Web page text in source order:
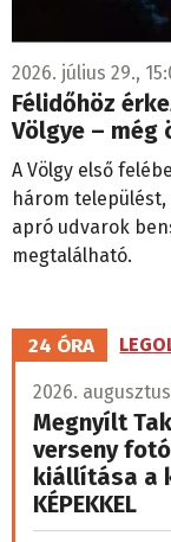
2026. július 29.,
Félidőhöz
Völgye –
A Völgy első
három
apró udvarok
megtalálható.
24 ÓRA
2026. augusztus
Megnyílt
verseny
kiállítása a
KÉPEKKEL